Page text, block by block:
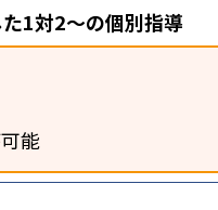
1対2〜の個別指導
能